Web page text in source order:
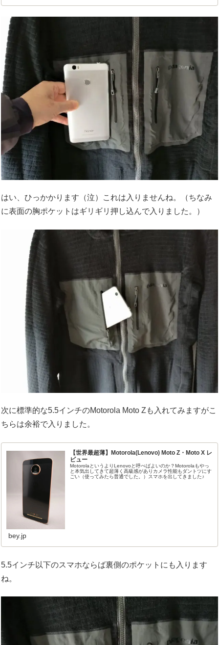
はい、ひっかかります（泣）これは入りませんね。（ちなみ
に表面の胸ポケットはギリギリ押し込んで入りました。）
次に標準的な5.5インチのMotorola Moto Zも入れてみますがこ
ちらは余裕で入りました。
【世界最超薄】Motorola(Lenovo) Moto Z・Moto X レ
ビュー
MotorolaというよりLenovoと呼べばよいのか？Motorolaもやっ
と本気出してきて超薄く高級感がありカメラ性能もダントツにす
ごい（使ってみたら普通でした。）スマホを出してきました♪
bey.jp
5.5インチ以下のスマホならば裏側のポケットにも入ります
ね。